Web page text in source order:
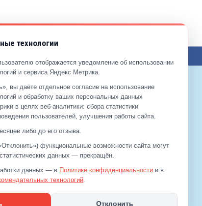
технологии
отображается уведомление об использовании
и сервиса Яндекс Метрика.
вы даёте отдельное согласие на использование
и обработку ваших персональных данных
в целях веб‑аналитики: сбора статистики
пользователей, улучшения работы сайта.
либо до его отзыва.
функциональные возможности сайта могут
данных — прекращён.
данных — в Политике конфиденциальности и в
технологий.
Отклонить